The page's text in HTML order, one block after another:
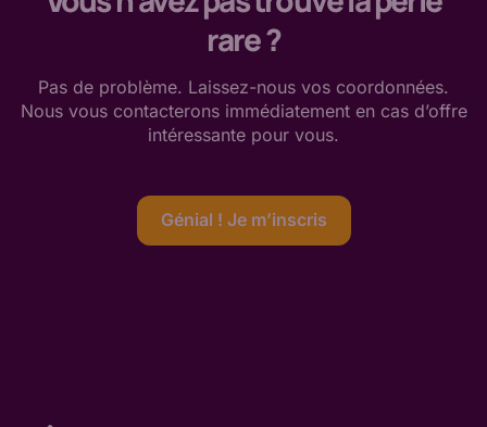
rare ?
Pas de problème. Laissez-nous vos coordonnées.
Nous vous contacterons immédiatement en cas d’offre
intéressante pour vous.
Génial ! Je m’inscris